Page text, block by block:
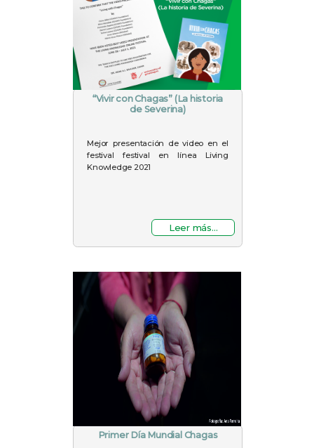
“Vivir con Chagas” (La historia
de Severina)
Mejor presentación de video en el
festival festival en línea Living
Knowledge 2021
Leer más...
Primer Día Mundial Chagas